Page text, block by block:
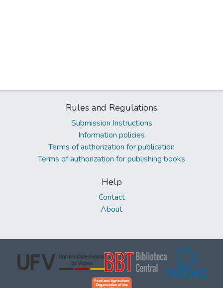
Rules and Regulations
Submission Instructions
Information policies
Terms of authorization for publication
Terms of authorization for publishing books
Help
Contact
About